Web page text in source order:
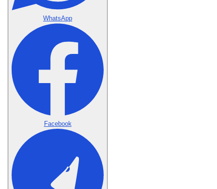
WhatsApp
Facebook